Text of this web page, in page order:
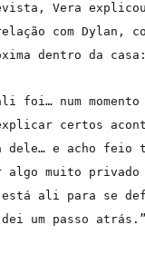
Vera
com Dylan,
dentro da casa:
foi… num momento
certos
dele… e acho feio
algo muito
está ali para se
um passo atrás.”